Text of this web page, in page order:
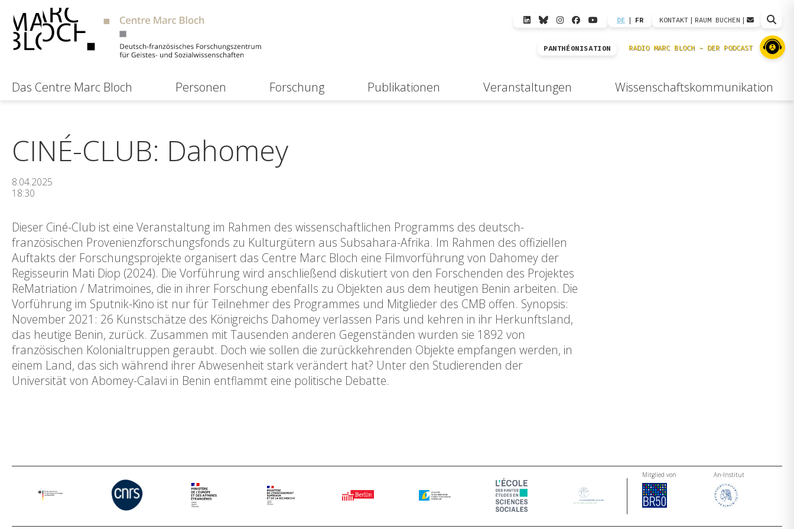
DE | FR KONTAKT | RAUM BUCHEN |
PANTHÉONISATION
Das Centre Marc Bloch Personen Forschung Publikationen Veranstaltungen Wissenschaftskommunikation
CINÉ-CLUB: Dahomey
8.04.2025
18:30
Dieser Ciné-Club ist eine Veranstaltung im Rahmen des wissenschaftlichen Programms des deutsch-
französischen Provenienzforschungsfonds zu Kulturgütern aus Subsahara-Afrika. Im Rahmen des offiziellen
Auftakts der Forschungsprojekte organisert das Centre Marc Bloch eine Filmvorführung von Dahomey der
Regisseurin Mati Diop (2024). Die Vorführung wird anschließend diskutiert von den Forschenden des Projektes
ReMatriation / Matrimoines, die in ihrer Forschung ebenfalls zu Objekten aus dem heutigen Benin arbeiten. Die
Vorführung im Sputnik-Kino ist nur für Teilnehmer des Programmes und Mitglieder des CMB offen. Synopsis:
November 2021: 26 Kunstschätze des Königreichs Dahomey verlassen Paris und kehren in ihr Herkunftsland,
das heutige Benin, zurück. Zusammen mit Tausenden anderen Gegenständen wurden sie 1892 von
französischen Kolonialtruppen geraubt. Doch wie sollen die zurückkehrenden Objekte empfangen werden, in
einem Land, das sich während ihrer Abwesenheit stark verändert hat? Unter den Studierenden der
Universität von Abomey-Calavi in Benin entflammt eine politische Debatte.
Mitglied von An-Institut